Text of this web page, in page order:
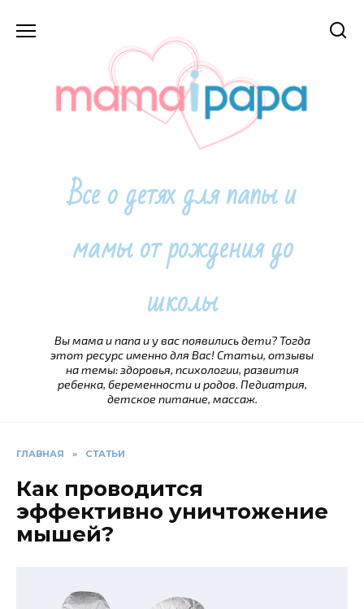
Все о детях для папы и
мамы от рождения до
школы
Вы мама и папа и у вас появились дети? Тогда
этот ресурс именно для Вас! Статьи, отзывы
на темы: здоровья, психологии, развития
ребенка, беременности и родов. Педиатрия,
детское питание, массаж.
ГЛАВНАЯ » СТАТЬИ
Как проводится
эффективно уничтожение
мышей?